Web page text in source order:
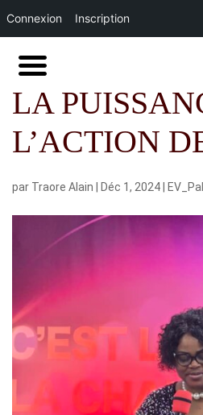
LA
L’ACTION
par Traore Alain Déc 1, 2024
Connexion Inscription